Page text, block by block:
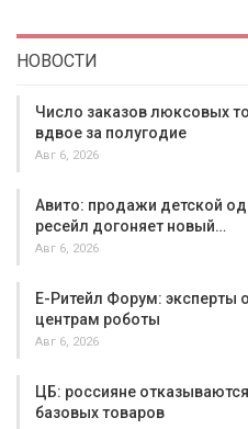
НОВОСТИ
Число заказов люксовых
вдвое за полугодие
Авг 6, 2026
Авито: продажи детской
ресейл догоняет новый…
Авг 6, 2026
Е-Ритейл Форум: эксперты
центрам роботы
Авг 6, 2026
ЦБ: россияне
базовых товаров